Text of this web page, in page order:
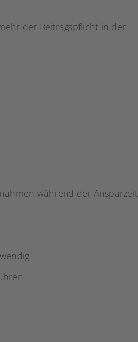
der Beitragspflicht in der
während der Ansparzeit